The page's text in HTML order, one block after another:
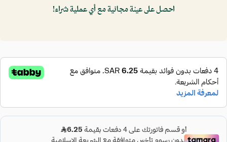
بالصبار
احصل على عينة مجانية مع أي عملية شراء!